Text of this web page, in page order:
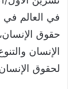
في العالم في
حقوق
الإنسان
لحقوق